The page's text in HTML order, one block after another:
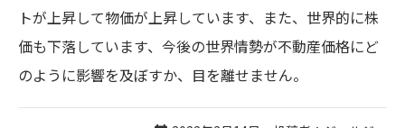
トが上昇して物価が上昇しています、また、世界的に株
価も下落しています、今後の世界情勢が不動産価格にど
のように影響を及ぼすか、目を離せません。